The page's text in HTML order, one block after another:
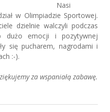
Nasi
w Olimpiadzie Sportowej.
dzielnie walczyli podczas
dużo emocji i pozytywnej
się pucharem, nagrodami i
:-).
za wspaniałą zabawę.